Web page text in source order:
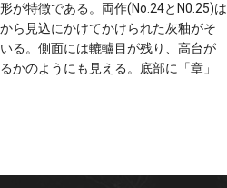
が特徴である。両作(No.24とN0.25)は
ら見込にかけてかけられた灰釉がそ
る。側面には轆轤目が残り、高台が
かのようにも見える。底部に「章」